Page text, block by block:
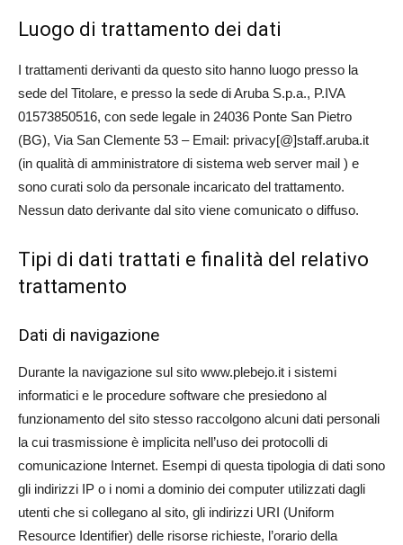
Luogo di trattamento dei dati
I trattamenti derivanti da questo sito hanno luogo presso la
sede del Titolare, e presso la sede di Aruba S.p.a., P.IVA
01573850516, con sede legale in 24036 Ponte San Pietro
(BG), Via San Clemente 53 – Email: privacy[@]staff.aruba.it
(in qualità di amministratore di sistema web server mail ) e
sono curati solo da personale incaricato del trattamento.
Nessun dato derivante dal sito viene comunicato o diffuso.
Tipi di dati trattati e finalità del relativo
trattamento
Dati di navigazione
Durante la navigazione sul sito www.plebejo.it i sistemi
informatici e le procedure software che presiedono al
funzionamento del sito stesso raccolgono alcuni dati personali
la cui trasmissione è implicita nell’uso dei protocolli di
comunicazione Internet. Esempi di questa tipologia di dati sono
gli indirizzi IP o i nomi a dominio dei computer utilizzati dagli
utenti che si collegano al sito, gli indirizzi URI (Uniform
Resource Identifier) delle risorse richieste, l’orario della